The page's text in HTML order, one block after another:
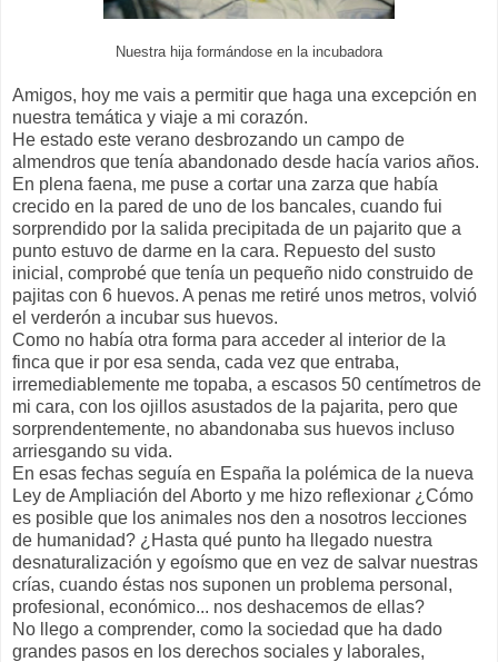
Nuestra hija formándose en la incubadora
Amigos, hoy me vais a permitir que haga una excepción en
nuestra temática y viaje a mi corazón.
He estado este verano desbrozando un campo de
almendros que tenía abandonado desde hacía varios años.
En plena faena, me puse a cortar una zarza que había
crecido en la pared de uno de los bancales, cuando fui
sorprendido por la salida precipitada de un pajarito que a
punto estuvo de darme en la cara. Repuesto del susto
inicial, comprobé que tenía un pequeño nido construido de
pajitas con 6 huevos. A penas me retiré unos metros, volvió
el verderón a incubar sus huevos.
Como no había otra forma para acceder al interior de la
finca que ir por esa senda, cada vez que entraba,
irremediablemente me topaba, a escasos 50 centímetros de
mi cara, con los ojillos asustados de la pajarita, pero que
sorprendentemente, no abandonaba sus huevos incluso
arriesgando su vida.
En esas fechas seguía en España la polémica de la nueva
Ley de Ampliación del Aborto y me hizo reflexionar ¿Cómo
es posible que los animales nos den a nosotros lecciones
de humanidad? ¿Hasta qué punto ha llegado nuestra
desnaturalización y egoísmo que en vez de salvar nuestras
crías, cuando éstas nos suponen un problema personal,
profesional, económico... nos deshacemos de ellas?
No llego a comprender, como la sociedad que ha dado
grandes pasos en los derechos sociales y laborales,